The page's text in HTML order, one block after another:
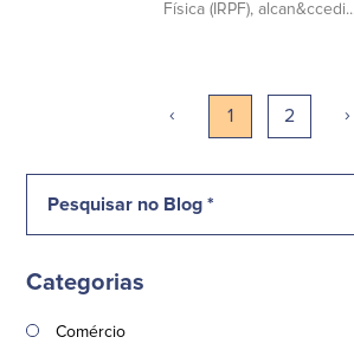
Física (IRPF),
‹ 1 2 ›
Categorias
Comércio